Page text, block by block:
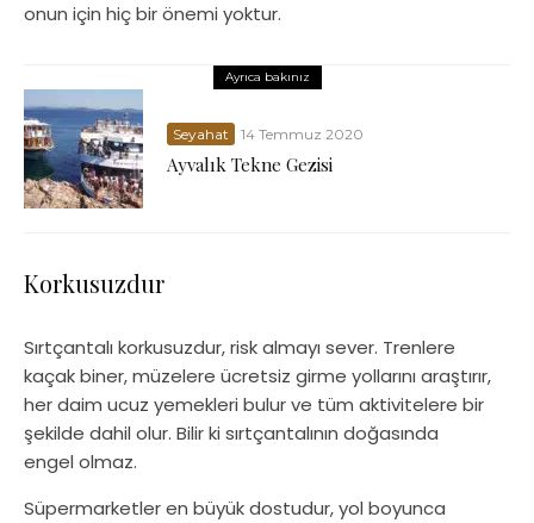
onun için hiç bir önemi yoktur.
Ayrıca bakınız
Seyahat 14 Temmuz 2020
Ayvalık Tekne Gezisi
Korkusuzdur
Sırtçantalı korkusuzdur, risk almayı sever. Trenlere
kaçak biner, müzelere ücretsiz girme yollarını araştırır,
her daim ucuz yemekleri bulur ve tüm aktivitelere bir
şekilde dahil olur. Bilir ki sırtçantalının doğasında
engel olmaz.
Süpermarketler en büyük dostudur, yol boyunca